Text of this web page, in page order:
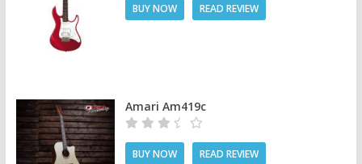
BUY NOW READ REVIEW
Amari Am419c
BUY NOW READ REVIEW